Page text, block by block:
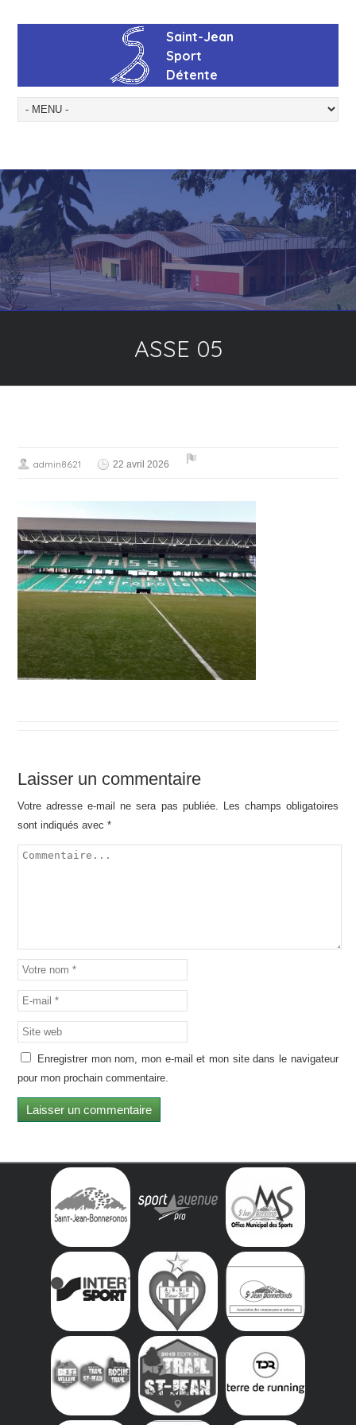
ASSE 05
admin8621 22 avril 2026
Laisser un commentaire
Votre adresse e-mail ne sera pas publiée.
Les champs obligatoires
sont indiqués avec*
Enregistrer mon nom, mon e-mail et mon site dans le navigateur
pour mon prochain commentaire.